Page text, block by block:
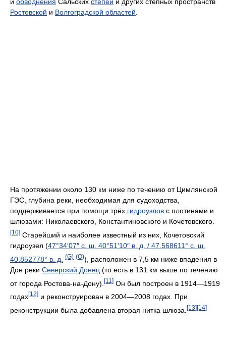
и обводнения Сальских степей и других степных пространств
Ростовской и Волгоградской областей.
На протяжении около 130 км ниже по течению от Цимлянской
ГЭС, глубина реки, необходимая для судоходства,
поддерживается при помощи трёх гидроузлов с плотинами и
шлюзами: Николаевского, Константиновского и Кочетовского.
[10] Старейший и наиболее известный из них, Кочетовский
гидроузел (47°34′07″ с. ш. 40°51′10″ в. д. / 47.568611° с. ш.
40.852778° в. д.
(G) (O)), расположен в 7,5 км ниже впадения в
Дон реки Северский Донец (то есть в 131 км выше по течению
от города Ростова-на-Дону). [11] Он был построен в 1914—1919
годах[12] и реконструирован в 2004—2008 годах. При
реконструкции была добавлена вторая нитка шлюза. [13][14]